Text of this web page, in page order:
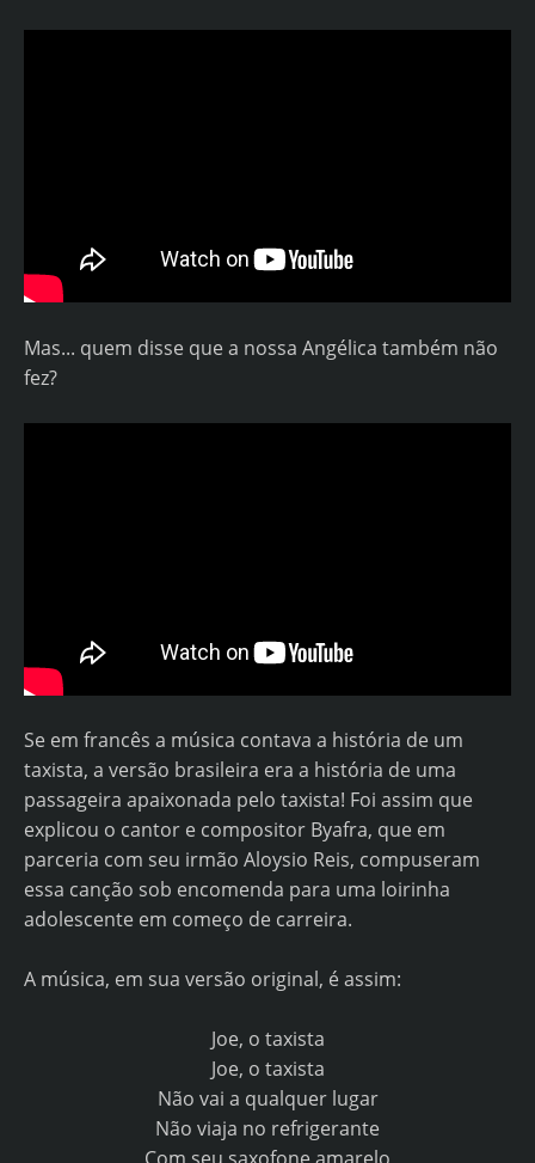
Mas... quem disse que a nossa Angélica também não
fez?
Se em francês a música contava a história de um
taxista, a versão brasileira era a história de uma
passageira apaixonada pelo taxista! Foi assim que
explicou o cantor e compositor Byafra, que em
parceria com seu irmão Aloysio Reis, compuseram
essa canção sob encomenda para uma loirinha
adolescente em começo de carreira.
A música, em sua versão original, é assim:
Joe, o taxista
Joe, o taxista
Não vai a qualquer lugar
Não viaja no refrigerante